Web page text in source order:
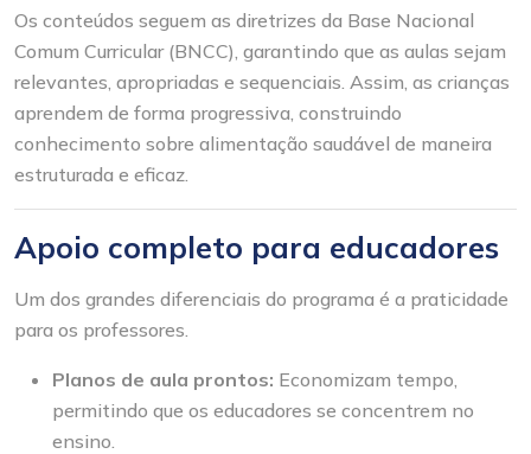
Os conteúdos seguem as diretrizes da Base Nacional
Comum Curricular (BNCC), garantindo que as aulas sejam
relevantes, apropriadas e sequenciais. Assim, as crianças
aprendem de forma progressiva, construindo
conhecimento sobre alimentação saudável de maneira
estruturada e eficaz.
Apoio completo para educadores
Um dos grandes diferenciais do programa é a praticidade
para os professores.
Planos de aula prontos: Economizam tempo,
permitindo que os educadores se concentrem no
ensino.